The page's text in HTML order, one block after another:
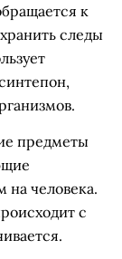
к
следы
предметы
на человека.
с